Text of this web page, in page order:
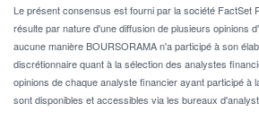
Le présent consensus est fourni par la société FactSet
résulte par nature d'une diffusion de plusieurs opinions
aucune manière BOURSORAMA n'a participé à son
discrétionnaire quant à la sélection des analystes
opinions de chaque analyste financier ayant participé à
sont disponibles et accessibles via les bureaux